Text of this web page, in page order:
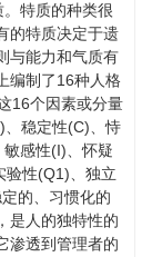
特质的种类很
的特质决定于遗
与能力和气质有
编制了16种人格
16个因素或分量
、稳定性(C)、恃
感性(I)、怀疑
验性(Q1)、独立
的、习惯化的
是人的独特性的
渗透到管理者的